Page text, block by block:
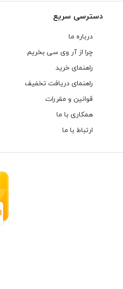
دسترسی سریع
درباره ما
چرا از آر وی سی بخریم
راهنمای خرید
راهنمای دریافت تخفیف
قوانین و مقررات
همکاری با ما
ارتباط با ما
هارهای اینترنال مخصوص دوربین